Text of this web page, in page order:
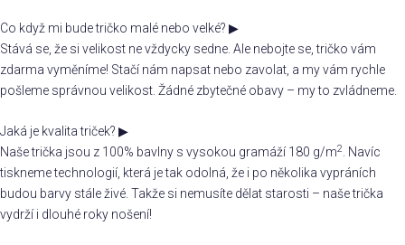
Co když mi bude tričko malé nebo velké? ▶
Stává se, že si velikost ne vždycky sedne. Ale nebojte se, tričko vám
zdarma vyměníme! Stačí nám napsat nebo zavolat, a my vám rychle
pošleme správnou velikost. Žádné zbytečné obavy – my to zvládneme.
Jaká je kvalita triček? ▶
Naše trička jsou z 100% bavlny s vysokou gramáží 180 g/m2. Navíc
tiskneme technologií, která je tak odolná, že i po několika vypráních
budou barvy stále živé. Takže si nemusíte dělat starosti – naše trička
vydrží i dlouhé roky nošení!